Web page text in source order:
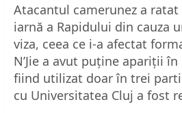
Atacantul camerunez a
iarnă a Rapidului din cauza
viza, ceea ce i-a afectat
N’Jie a avut puține apariții
fiind utilizat doar în trei
cu Universitatea Cluj a fost